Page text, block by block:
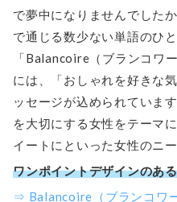
で夢中になりませんでした
で通じる数少ない単語のひ
「Balancoire（ブランコワ
には、「おしゃれを好きな
ッセージが込められていま
を大切にする女性をテーマ
イートにといった女性のニ
ワンポイントデザインのあ
⇒ Balancoire（ブランコワ